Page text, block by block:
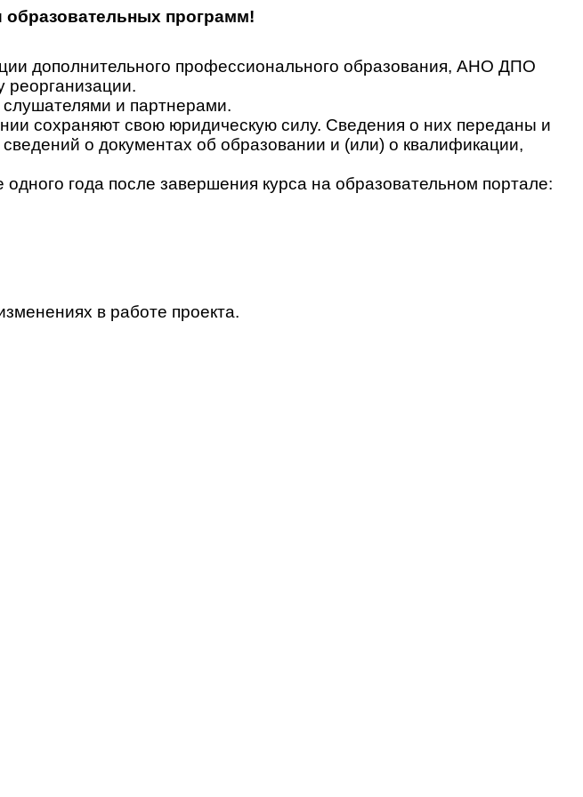
программ!
дополнительного профессионального образования, АНО ДПО
реорганизации.
и партнерами.
сохраняют свою юридическую силу. Сведения о них переданы и
о документах об образовании и (или) о квалификации,
года после завершения курса на образовательном портале:
в работе проекта.